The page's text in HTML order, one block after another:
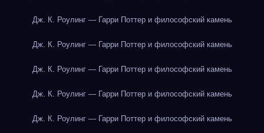
Дж. К. Роулинг — Гарри Поттер и философский камень
Дж. К. Роулинг — Гарри Поттер и философский камень
Дж. К. Роулинг — Гарри Поттер и философский камень
Дж. К. Роулинг — Гарри Поттер и философский камень
Дж. К. Роулинг — Гарри Поттер и философский камень